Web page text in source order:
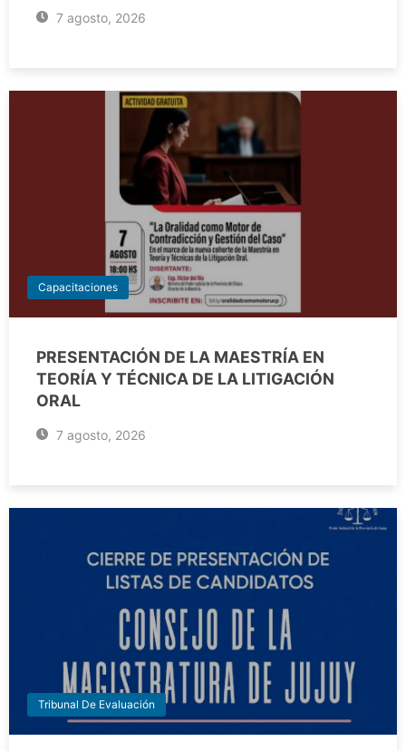
7 agosto, 2026
Capacitaciones
PRESENTACIÓN DE LA MAESTRÍA EN
TEORÍA Y TÉCNICA DE LA LITIGACIÓN
ORAL
7 agosto, 2026
Tribunal De Evaluación